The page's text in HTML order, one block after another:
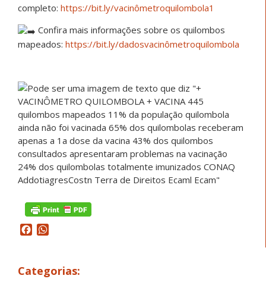
completo: https://bit.ly/vacinômetroquilombola1
Confira mais informações sobre os quilombos
mapeados: https://bit.ly/dadosvacinômetroquilombola
Facebook
Categorias: